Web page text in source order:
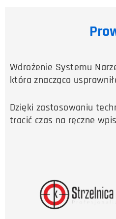
Wdrożenie Systemu
która znacząco
Dzięki zastosowaniu
tracić czas na ręczne